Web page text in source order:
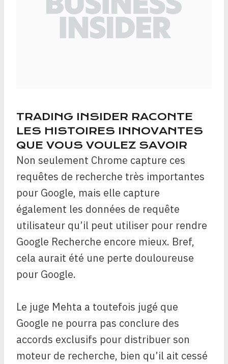
TRADING INSIDER RACONTE
LES HISTOIRES INNOVANTES
QUE VOUS VOULEZ SAVOIR
Non seulement Chrome capture ces
requêtes de recherche très importantes
pour Google, mais elle capture
également les données de requête
utilisateur qu’il peut utiliser pour rendre
Google Recherche encore mieux. Bref,
cela aurait été une perte douloureuse
pour Google.
Le juge Mehta a toutefois jugé que
Google ne pourra pas conclure des
accords exclusifs pour distribuer son
moteur de recherche, bien qu’il ait cessé